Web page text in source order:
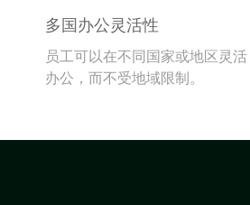
多国办公灵活性
员工可以在不同国家或地区灵活
办公，而不受地域限制。